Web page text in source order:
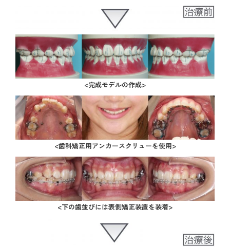
<完成モデルの作成>
<歯科矯正用アンカースクリューを使用>
<下の歯並びには表側矯正装置を装着>